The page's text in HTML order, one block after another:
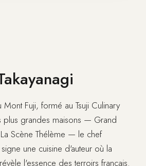
Fuji, formé au Tsuji Culinary
plus grandes maisons — Grand
Scène Thélème — le chef
signe une cuisine d'auteur où la
l'essence des terroirs français.